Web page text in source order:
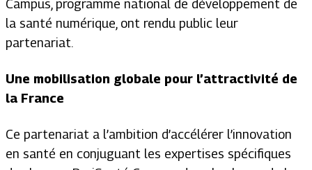
Campus, programme national de développement de
la santé numérique, ont rendu public leur
partenariat.
Une mobilisation globale pour l’attractivité de
la France
Ce partenariat a l’ambition d’accélérer l’innovation
en santé en conjuguant les expertises spécifiques